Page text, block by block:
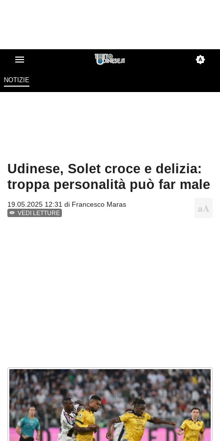
NOTIZIE
Udinese, Solet croce e delizia:
troppa personalità può far male
19.05.2025 12:31 di Francesco Maras
VEDI LETTURE